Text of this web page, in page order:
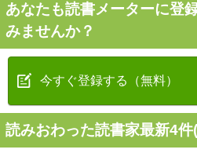
あなたも読書メーターに登
みませんか？
今すぐ登録する（無料）
読みおわった読書家最新4件